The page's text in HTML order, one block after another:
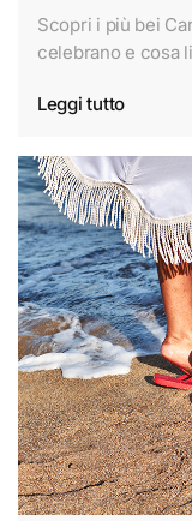
Scopri i più bei
celebrano e cosa
Leggi tutto